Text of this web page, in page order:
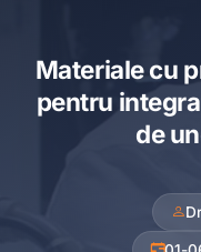
Materiale cu
pentru
de